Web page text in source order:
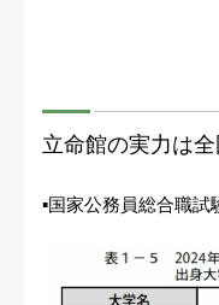
立命館の実力は
▪国家公務員総合職試